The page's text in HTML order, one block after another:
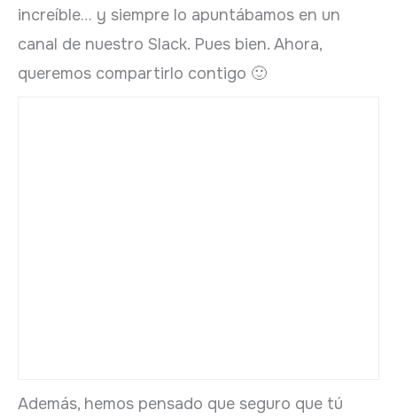
increíble… y siempre lo apuntábamos en un
canal de nuestro Slack. Pues bien. Ahora,
queremos compartirlo contigo 🙂
Además, hemos pensado que seguro que tú